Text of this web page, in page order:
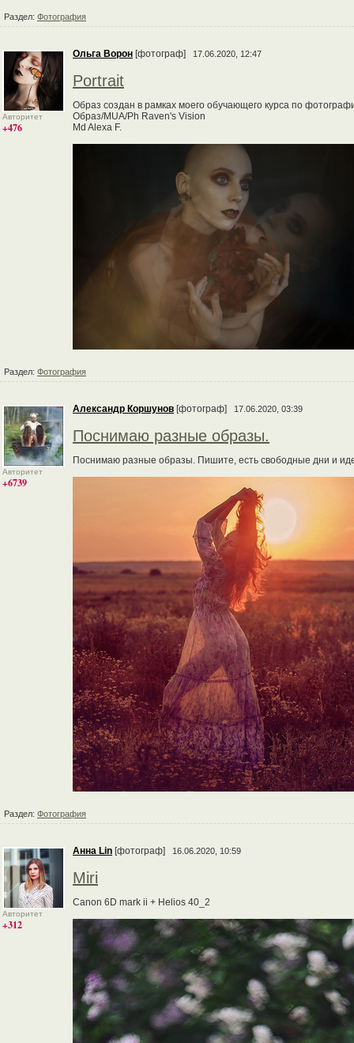
Раздел: Фотография
Авторитет
+476
Ольга Ворон [фотограф] 17.06.2020, 12:47
Portrait
Образ создан в рамках моего обучающего курса по
Образ/MUA/Ph Raven's Vision
Md Alexa F.
Раздел: Фотография
Авторитет
+6739
Александр Коршунов [фотограф] 17.06.2020, 03:39
Поснимаю разные образы.
Поснимаю разные образы. Пишите, есть свободные дни и
Раздел: Фотография
Авторитет
+312
Анна Lin [фотограф] 16.06.2020, 10:59
Miri
Canon 6D mark ii + Helios 40_2